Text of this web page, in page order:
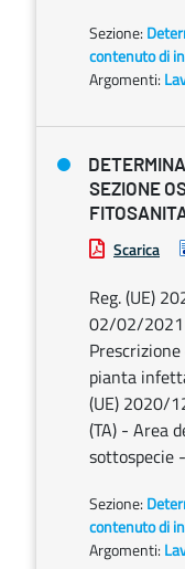
Sezione:
contenuto di
Argomenti:
SEZIONE
Scarica
Reg. (UE)
02/02/2021
pianta
(UE) 2020/
(TA) - Area
sottospecie
Sezione:
contenuto di
Argomenti: